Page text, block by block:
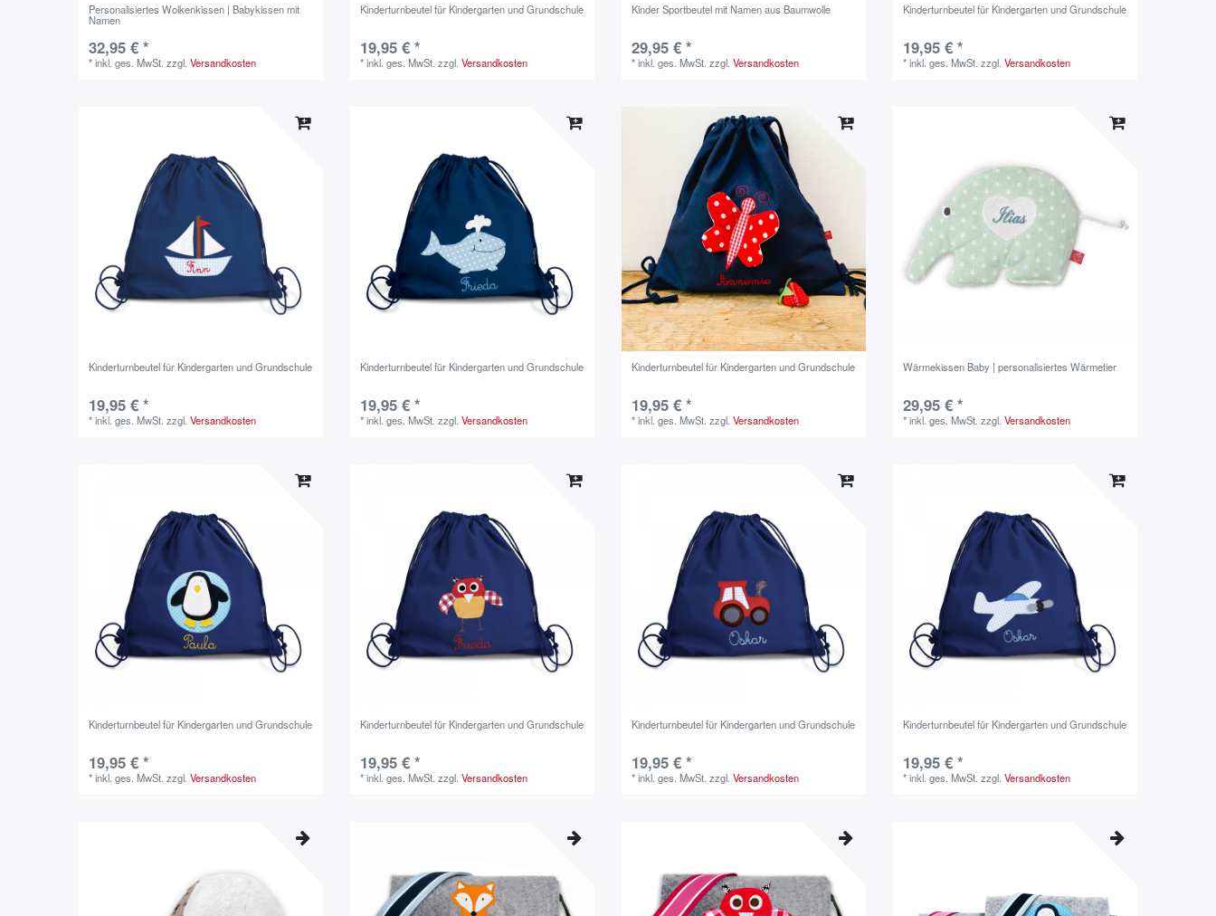
Personalisiertes Wolkenkissen | Babykissen mit
Namen
32,95 € *
*inkl. ges. MwSt. zzgl.Versandkosten
Kinderturnbeutel für Kindergarten und Grundschule
19,95 € *
*inkl. ges. MwSt. zzgl.Versandkosten
Kinder Sportbeutel mit Namen aus Baumwolle
29,95 € *
*inkl. ges. MwSt. zzgl.Versandkosten
Kinderturnbeutel für Kindergarten und Grundschule
19,95 € *
*inkl. ges. MwSt. zzgl.Versandkosten
Kinderturnbeutel für Kindergarten und Grundschule
19,95 € *
*inkl. ges. MwSt. zzgl.Versandkosten
Kinderturnbeutel für Kindergarten und Grundschule
19,95 € *
*inkl. ges. MwSt. zzgl.Versandkosten
Kinderturnbeutel für Kindergarten und Grundschule
19,95 € *
*inkl. ges. MwSt. zzgl.Versandkosten
Wärmekissen Baby | personalisiertes Wärmetier
29,95 € *
*inkl. ges. MwSt. zzgl.Versandkosten
Kinderturnbeutel für Kindergarten und Grundschule
19,95 € *
*inkl. ges. MwSt. zzgl.Versandkosten
Kinderturnbeutel für Kindergarten und Grundschule
19,95 € *
*inkl. ges. MwSt. zzgl.Versandkosten
Kinderturnbeutel für Kindergarten und Grundschule
19,95 € *
*inkl. ges. MwSt. zzgl.Versandkosten
Kinderturnbeutel für Kindergarten und Grundschule
19,95 € *
*inkl. ges. MwSt. zzgl.Versandkosten